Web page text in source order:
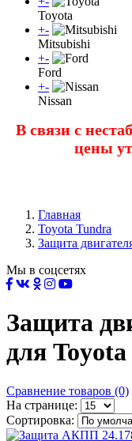
Toyota
+-
Mitsubishi
+-
Ford
+-
Nissan
В связи с
цены
Главная
Toyota Tundra
Защита
Мы в соцсетях
Защита
для
Сравнение товаров (0)
На странице:
Сортировка: